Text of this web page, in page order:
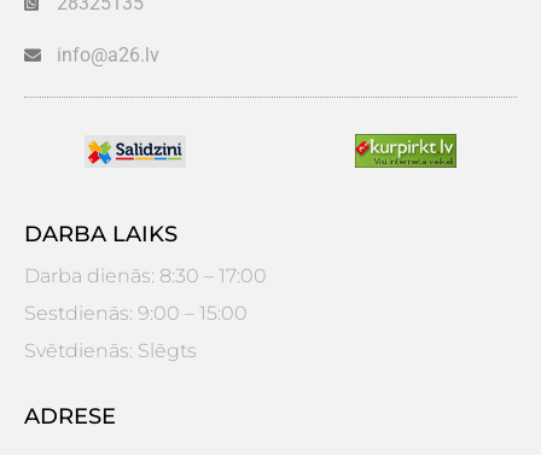
info@a26.lv
DARBA LAIKS
Darba dienās: 8:30 – 17:00
Sestdienās: 9:00 – 15:00
Svētdienās: Slēgts
ADRESE